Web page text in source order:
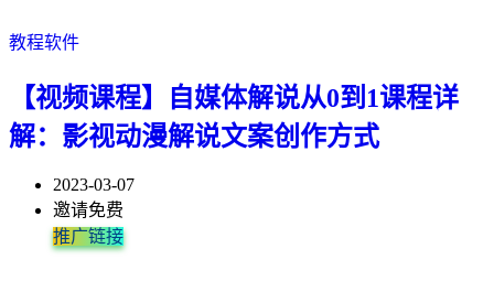
教程软件
【视频课程】自媒体解说从0到1课程详
解：影视动漫解说文案创作方式
2023-03-07
邀请免费
推广链接